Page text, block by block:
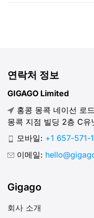
연락처 정보
GIGAGO Limited
홍콩 몽콕 네이선 로
몽콕 지점 빌딩 2층 C유
모바일: +1 657-571-
이메일:
Gigago
회사 소개